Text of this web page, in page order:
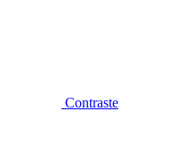
Contraste